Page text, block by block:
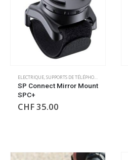
ELECTRIQUE,SUPPORTS DE TÉLÉPHONE/GPS
SP Connect Mirror Mount
SPC+
CHF35.00